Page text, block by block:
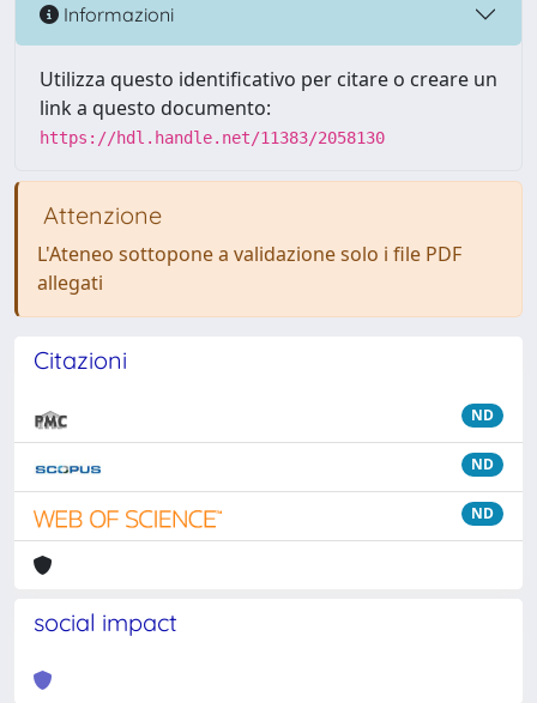
Informazioni
Utilizza questo identificativo per citare o creare un
link a questo documento:
https://hdl.handle.net/11383/2058130
Attenzione
L'Ateneo sottopone a validazione solo i file PDF
allegati
Citazioni
ND
ND
ND
social impact